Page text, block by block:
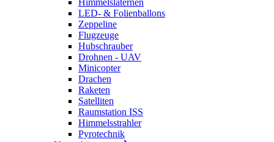
Himmelslaternen
LED- & Folienballons
Zeppeline
Flugzeuge
Hubschrauber
Drohnen - UAV
Minicopter
Drachen
Raketen
Satelliten
Raumstation ISS
Himmelsstrahler
Pyrotechnik